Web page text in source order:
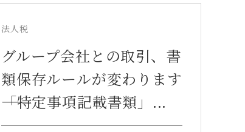
法人税
グループ会社との取引、書
類保存ルールが変わります
――「特定事項記載書類」...